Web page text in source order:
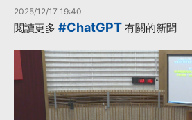
2025/12/17 19:40
閱讀更多 #ChatGPT 有關的新聞